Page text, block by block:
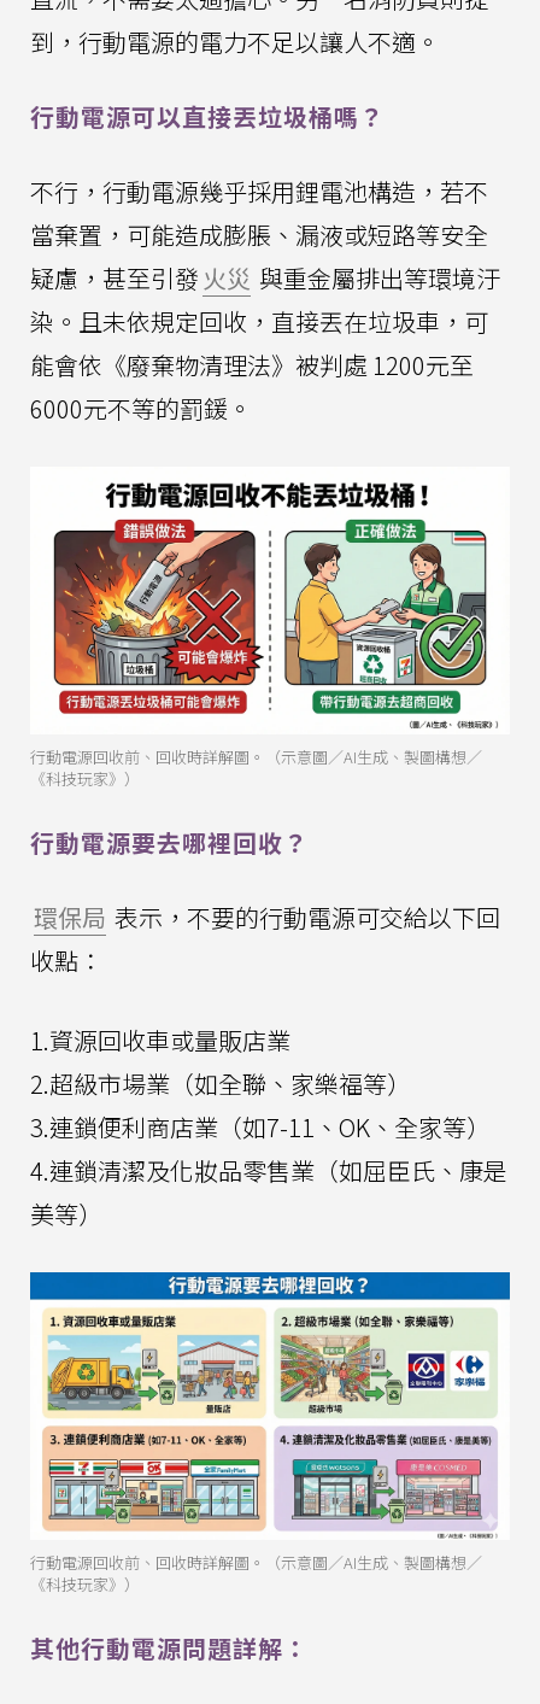
到，行動電源的電力不足以讓人不適。
行動電源可以直接丟垃圾桶嗎？
不行，行動電源幾乎採用鋰電池構造，若不
當棄置，可能造成膨脹、漏液或短路等安全
疑慮，甚至引發 火災 與重金屬排出等環境汙
染。且未依規定回收，直接丟在垃圾車，可
能會依《廢棄物清理法》被判處 1200元至
6000元不等的罰鍰。
行動電源回收前、回收時詳解圖。（示意圖／AI生成、製圖構想／
《科技玩家》）
行動電源要去哪裡回收？
環保局 表示，不要的行動電源可交給以下回
收點：
1.資源回收車或量販店業
2.超級市場業（如全聯、家樂福等）
3.連鎖便利商店業（如7-11、OK、全家等）
4.連鎖清潔及化妝品零售業（如屈臣氏、康是
美等）
行動電源回收前、回收時詳解圖。（示意圖／AI生成、製圖構想／
《科技玩家》）
其他行動電源問題詳解：